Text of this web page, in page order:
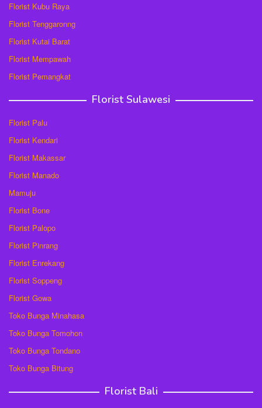
Florist Kubu Raya
Florist Tenggaronng
Florist Kutai Barat
Florist Mempawah
Florist Pemangkat
Florist Sulawesi
Florist Palu
Florist Kendari
Florist Makassar
Florist Manado
Mamuju
Florist Bone
Florist Palopo
Florist Pinrang
Florist Enrekang
Florist Soppeng
Florist Gowa
Toko Bunga Minahasa
Toko Bunga Tomohon
Toko Bunga Tondano
Toko Bunga Bitung
Florist Bali